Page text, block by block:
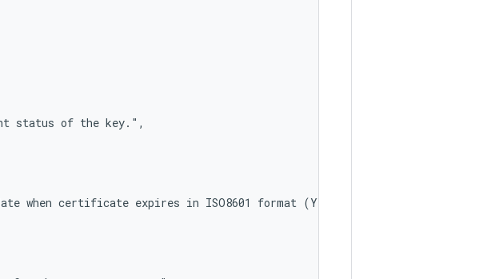
status of the key.",
when certificate expires in ISO8601 format (YYYY-MM-DD). Can be used to